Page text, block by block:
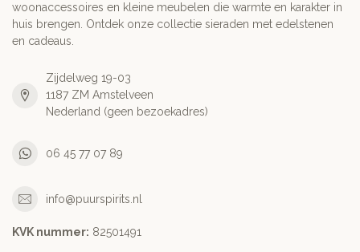
woonaccessoires en kleine meubelen die warmte en karakter in
huis brengen. Ontdek onze collectie sieraden met edelstenen
en cadeaus.
Zijdelweg 19-03
1187 ZM Amstelveen
Nederland (geen bezoekadres)
06 45 77 07 89
info@puurspirits.nl
KVK nummer: 82501491